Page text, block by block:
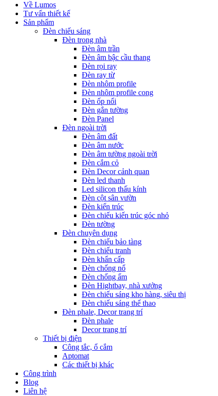
Về Lumos
Tư vấn thiết kế
Sản phẩm
Đèn chiếu sáng
Đèn trong nhà
Đèn âm trần
Đèn âm bậc cầu thang
Đèn rọi ray
Đèn ray từ
Đèn nhôm profile
Đèn nhôm profile cong
Đèn ốp nổi
Đèn gắn tường
Đèn Panel
Đèn ngoài trời
Đèn âm đất
Đèn âm nước
Đèn âm tường ngoài trời
Đèn cắm cỏ
Đèn Decor cảnh quan
Đèn led thanh
Led silicon thấu kính
Đèn cột sân vườn
Đèn kiến trúc
Đèn chiếu kiến trúc góc nhỏ
Đèn tường
Đèn chuyên dụng
Đèn chiếu bảo tàng
Đèn chiếu tranh
Đèn khẩn cấp
Đèn chống nổ
Đèn chống ẩm
Đèn Hightbay, nhà xưởng
Đèn chiếu sáng kho hàng, siêu thị
Đèn chiếu sáng thể thao
Đèn phale, Decor trang trí
Đèn phale
Decor trang trí
Thiết bị điện
Công tắc, ổ cắm
Aptomat
Các thiết bị khác
Công trình
Blog
Liên hệ